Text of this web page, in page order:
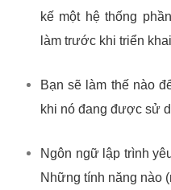
kế một hệ thống
làm trước khi triển
Bạn sẽ làm thế nào
khi nó đang được sử
Ngôn ngữ lập trình
Những tính năng nào